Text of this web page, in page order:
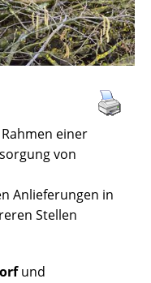
einer
von
Anlieferungen in
Stellen
und